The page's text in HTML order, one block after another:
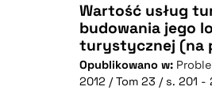
BIBTEX
CZYSTY
Wartość usług
budowania jego
turystycznej (na
Opublikowano w:
2012 / Tom 23 / s. 201 -